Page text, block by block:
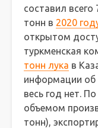
составил всего
тонн в 2020
открытом
туркменская
тонн лука в
информации об
весь год нет.
объемом
тонн),